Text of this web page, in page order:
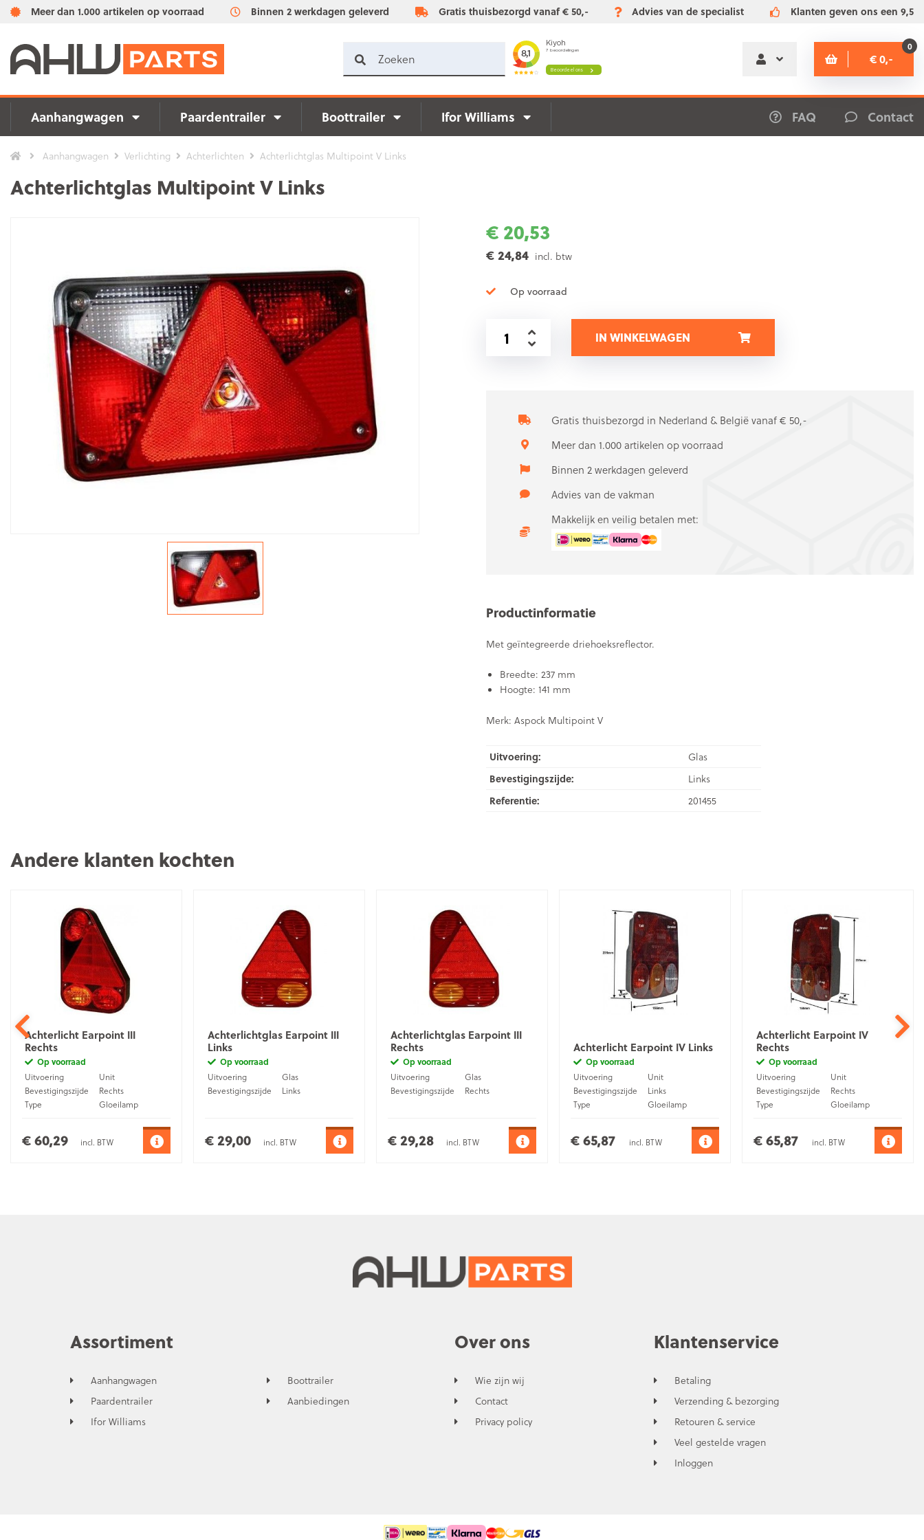
Meer dan 1.000 artikelen op voorraad Binnen 2 werkdagen geleverd Gratis thuisbezorgd vanaf € 50,- Advies van de specialist Klanten geven ons een 9,5
€ 0,-
0
Aanhangwagen Paardentrailer Boottrailer Ifor Williams FAQ Contact
Aanhangwagen Verlichting Achterlichten Achterlichtglas Multipoint V Links
Achterlichtglas Multipoint V Links
€ 20,53
€ 24,84 incl. btw
Op voorraad
IN WINKELWAGEN
Gratis thuisbezorgd in Nederland & België vanaf € 50,-
Meer dan 1.000 artikelen op voorraad
Binnen 2 werkdagen geleverd
Advies van de vakman
Makkelijk en veilig betalen met:
Productinformatie
Met geïntegreerde driehoeksreflector.
Breedte: 237 mm
Hoogte: 141 mm
Merk: Aspock Multipoint V
Uitvoering:
Glas
Bevestigingszijde:
Links
Referentie:
201455
Andere klanten kochten
Achterlicht Earpoint III
Rechts
Op voorraad
Uitvoering
Unit
Bevestigingszijde
Rechts
Type
Gloeilamp
€ 60,29 incl. BTW
Achterlichtglas Earpoint III
Links
Op voorraad
Uitvoering
Glas
Bevestigingszijde
Links
€ 29,00 incl. BTW
Achterlichtglas Earpoint III
Rechts
Op voorraad
Uitvoering
Glas
Bevestigingszijde
Rechts
€ 29,28 incl. BTW
Achterlicht Earpoint IV Links
Op voorraad
Uitvoering
Unit
Bevestigingszijde
Links
Type
Gloeilamp
€ 65,87 incl. BTW
Achterlicht Earpoint IV
Rechts
Op voorraad
Uitvoering
Unit
Bevestigingszijde
Rechts
Type
Gloeilamp
€ 65,87 incl. BTW
Assortiment
Aanhangwagen
Paardentrailer
Ifor Williams
Boottrailer
Aanbiedingen
Over ons
Wie zijn wij
Contact
Privacy policy
Klantenservice
Betaling
Verzending & bezorging
Retouren & service
Veel gestelde vragen
Inloggen